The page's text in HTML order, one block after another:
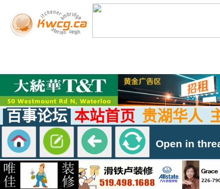
百事论坛 本站首页 贵湖华人
Open in